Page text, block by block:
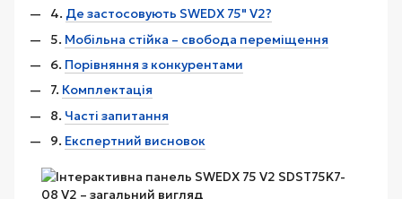
4. Де застосовують SWEDX 75" V2?
5. Мобільна стійка – свобода переміщення
6. Порівняння з конкурентами
7. Комплектація
8. Часті запитання
9. Експертний висновок